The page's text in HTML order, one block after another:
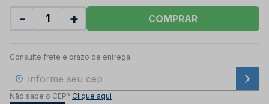
- + COMPRAR
Consulte frete e prazo de entrega
Não sabe o CEP? Clique aqui